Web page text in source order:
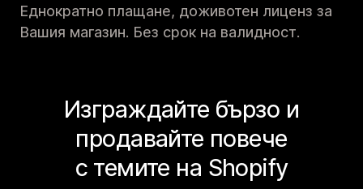
Еднократно плащане, доживотен лиценз за
Вашия магазин. Без срок на валидност.
Изграждайте бързо и
продавайте повече
с темите на Shopify